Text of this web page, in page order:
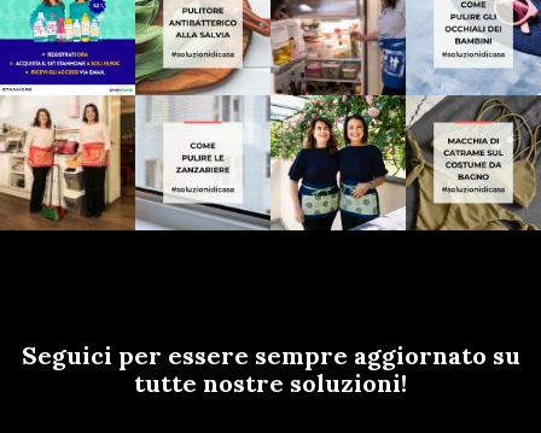
Seguici per essere sempre aggiornato su
tutte nostre soluzioni!